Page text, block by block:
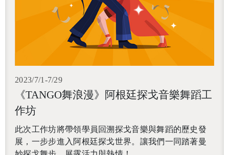
2023/7/1-7/29
《TANGO舞浪漫》阿根廷探戈音樂舞蹈工
作坊
此次工作坊將帶領學員回溯探戈音樂與舞蹈的歷史發
展， 一步步進入阿根廷探戈世界。讓我們一同踏著曼